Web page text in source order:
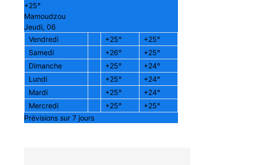
+25°
Mamoudzou
Jeudi, 06
Vendredi
+25° +25°
Samedi
+26° +25°
Dimanche
+25° +24°
Lundi
+25° +24°
Mardi
+25° +24°
Mercredi
+25° +25°
Prévisions sur 7 jours